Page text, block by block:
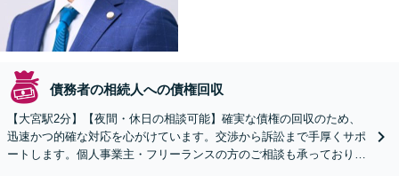
債務者の相続人への債権回収
【大宮駅2分】【夜間・休日の相談可能】確実な債権の回収のため、
迅速かつ的確な対応を心がけています。交渉から訴訟まで手厚くサポ
ートします。個人事業主・フリーランスの方のご相談も承っておりま